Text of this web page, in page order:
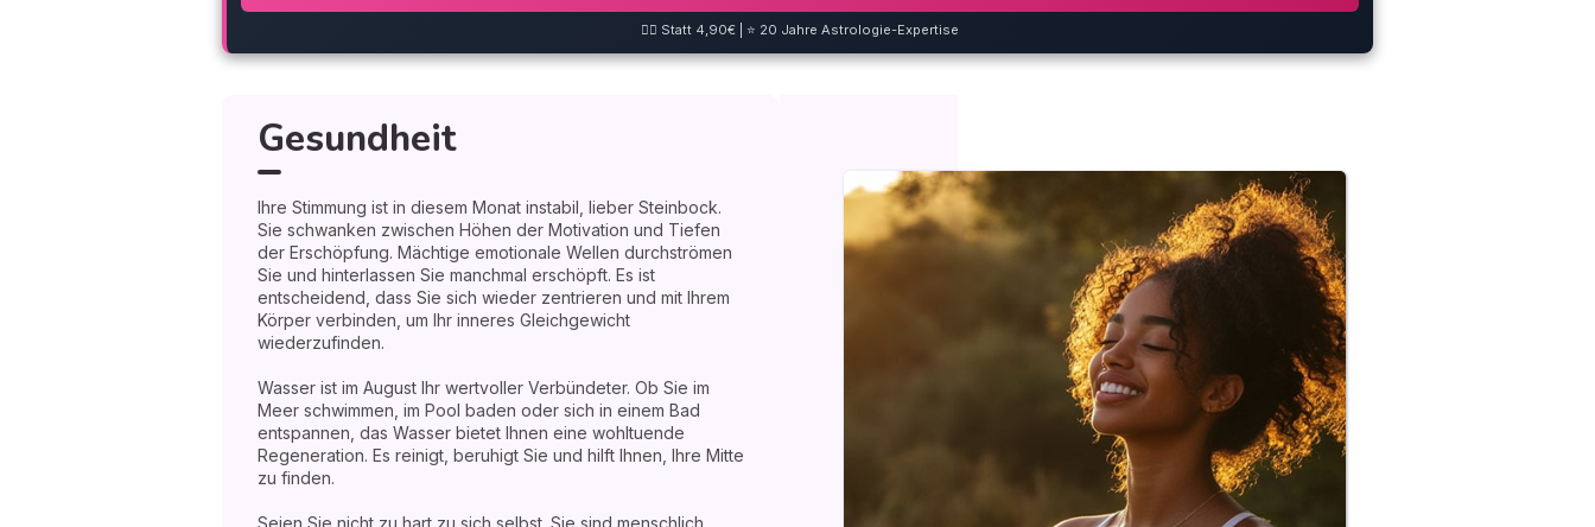
❤️‍🔥 Statt 4,90€ | ⭐ 20 Jahre Astrologie-Expertise
Gesundheit
Ihre Stimmung ist in diesem Monat instabil, lieber Steinbock.
Sie schwanken zwischen Höhen der Motivation und Tiefen
der Erschöpfung. Mächtige emotionale Wellen durchströmen
Sie und hinterlassen Sie manchmal erschöpft. Es ist
entscheidend, dass Sie sich wieder zentrieren und mit Ihrem
Körper verbinden, um Ihr inneres Gleichgewicht
wiederzufinden.
Wasser ist im August Ihr wertvoller Verbündeter. Ob Sie im
Meer schwimmen, im Pool baden oder sich in einem Bad
entspannen, das Wasser bietet Ihnen eine wohltuende
Regeneration. Es reinigt, beruhigt Sie und hilft Ihnen, Ihre Mitte
zu finden.
Seien Sie nicht zu hart zu sich selbst. Sie sind menschlich,